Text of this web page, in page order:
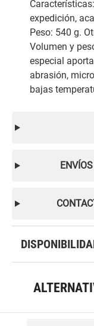
expedición,
Peso: 540 g.
Volumen y
especial
abrasión,
bajas